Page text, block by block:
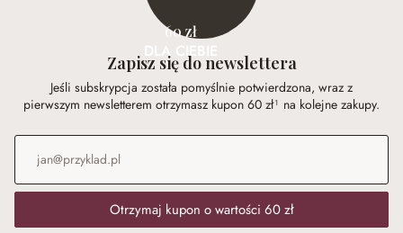
60 zł
DLA CIEBIE
Zapisz się do newslettera
Jeśli subskrypcja została pomyślnie potwierdzona, wraz z
pierwszym newsletterem otrzymasz kupon 60 zł¹ na kolejne zakupy.
Adres e-mail
Otrzymaj kupon o wartości 60 zł